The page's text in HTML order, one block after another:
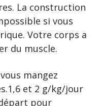
La construction
si vous
Votre corps a
du muscle.
mangez
et 2 g/kg/jour
pour